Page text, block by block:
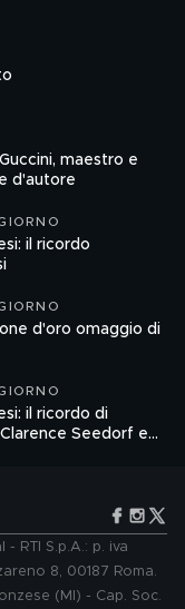
maestro e
d'autore
il ricordo
d'oro omaggio di
il ricordo di
Seedorf e
RTI S.p.A.: p. iva
8, 00187 Roma.
(MI) - Cap. Soc.